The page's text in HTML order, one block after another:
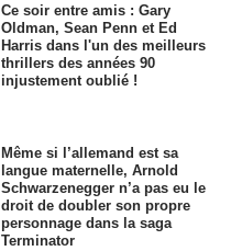
Ce soir entre amis : Gary
Oldman, Sean Penn et Ed
Harris dans l'un des meilleurs
thrillers des années 90
injustement oublié !
Même si l’allemand est sa
langue maternelle, Arnold
Schwarzenegger n’a pas eu le
droit de doubler son propre
personnage dans la saga
Terminator